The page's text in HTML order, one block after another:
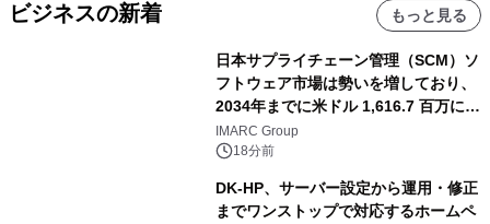
ビジネスの新着 もっと見る
日本サプライチェーン管理（SCM）ソ
フトウェア市場は勢いを増しており、
2034年までに米ドル 1,616.7 百万に達
し、CAGR 3.42%で成長すると予測
IMARC Group
18分前
DK-HP、サーバー設定から運用・修正
までワンストップで対応するホームペ